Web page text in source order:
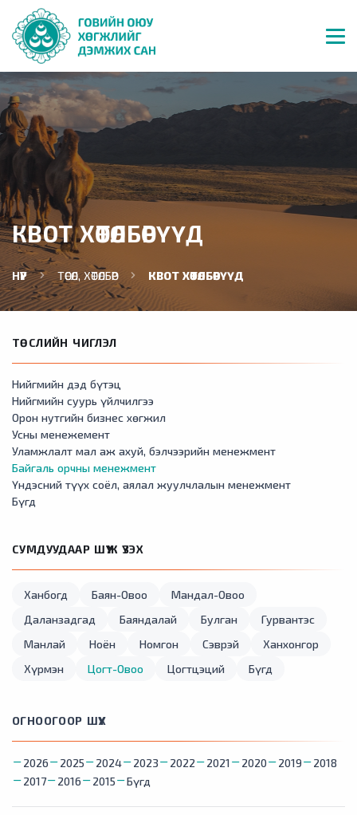
КВОТ ХӨТӨЛБӨРҮҮД
НҮҮР ТӨСӨЛ, ХӨТӨЛБӨР КВОТ ХӨТӨЛБӨРҮҮД
ТӨСЛИЙН ЧИГЛЭЛ
Нийгмийн дэд бүтэц
Нийгмийн суурь үйлчилгээ
Орон нутгийн бизнес хөгжил
Усны менежемент
Уламжлалт мал аж ахуй, бэлчээрийн менежмент
Байгаль орчны менежмент
Үндэсний түүх соёл, аялал жуулчлалын менежмент
Бүгд
СУМДУУДААР ШҮҮЖ ҮЗЭХ
Ханбогд Баян-Овоо
Мандал-Овоо
Даланзадгад
Баяндалай Булган
Гурвантэс
Манлай
Ноён Номгон Сэврэй
Ханхонгор
Хүрмэн
Цогт-Овоо Цогтцэций Бүгд
ОГНООГООР ШҮҮХ
2026 2025 2024 2023 2022 2021 2020 2019
2018
2017
2016 2015 Бүгд